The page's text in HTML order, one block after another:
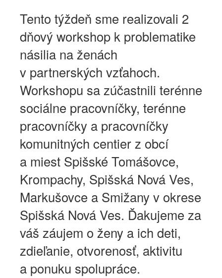
Tento týždeň sme realizovali 2
dňový workshop k problematike
násilia na ženách
v partnerských vzťahoch.
Workshopu sa zúčastnili terénne
sociálne pracovníčky, terénne
pracovníčky a pracovníčky
komunitných centier z obcí
a miest Spišské Tomášovce,
Krompachy, Spišská Nová Ves,
Markušovce a Smižany v okrese
Spišská Nová Ves. Ďakujeme za
váš záujem o ženy a ich deti,
zdieľanie, otvorenosť, aktivitu
a ponuku spolupráce.